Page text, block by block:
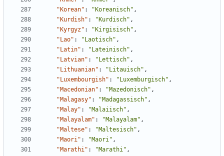
"Korean" : "Koreanisch" ,
"Kurdish" : "Kurdisch" ,
"Kyrgyz" : "Kirgisisch" ,
"Lao" : "Laotisch" ,
"Latin" : "Lateinisch" ,
"Latvian" : "Lettisch" ,
"Lithuanian" : "Litauisch" ,
"Luxembourgish" : "Luxemburgisch" ,
"Macedonian" : "Mazedonisch" ,
"Malagasy" : "Madagassisch" ,
"Malay" : "Malaiisch" ,
"Malayalam" : "Malayalam" ,
"Maltese" : "Maltesisch" ,
"Maori" : "Maori" ,
"Marathi" : "Marathi" ,